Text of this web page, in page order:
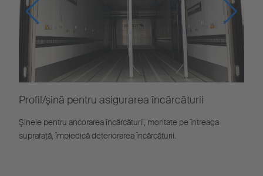
Profil/şină pentru asigurarea încărcăturii
Şinele pentru ancorarea încărcăturii, montate pe întreaga
suprafaţă, împiedică deteriorarea încărcăturii.